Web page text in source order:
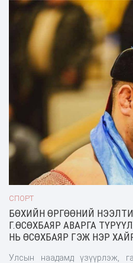
СПОРТ
БӨХИЙН ӨРГӨӨНИЙ
Г.ӨСӨХБАЯР АВАРГА
НЬ ӨСӨХБАЯР ГЭЖ НЭР
Улсын наадамд үзүүрлэж,